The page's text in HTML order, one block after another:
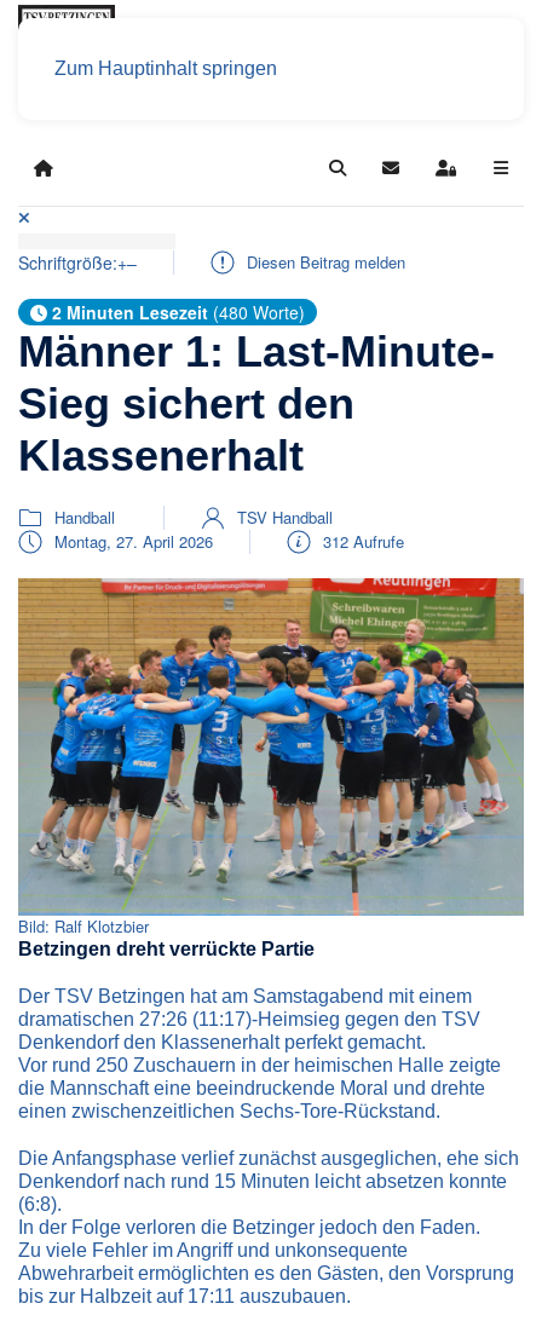
Zum Hauptinhalt springen
Home SearchUpdatesSign In
Schriftgröße:+– Diesen Beitrag melden
2 Minuten Lesezeit (480 Worte)
Männer 1: Last-Minute-
Sieg sichert den
Klassenerhalt
Handball
TSV Handball
Montag, 27. April 2026
312 Aufrufe
Bild: Ralf Klotzbier
Betzingen dreht verrückte Partie
Der TSV Betzingen hat am Samstagabend mit einem
dramatischen 27:26 (11:17)-Heimsieg gegen den TSV
Denkendorf den Klassenerhalt perfekt gemacht.
Vor rund 250 Zuschauern in der heimischen Halle zeigte
die Mannschaft eine beeindruckende Moral und drehte
einen zwischenzeitlichen Sechs-Tore-Rückstand.
Die Anfangsphase verlief zunächst ausgeglichen, ehe sich
Denkendorf nach rund 15 Minuten leicht absetzen konnte
(6:8).
In der Folge verloren die Betzinger jedoch den Faden.
Zu viele Fehler im Angriff und unkonsequente
Abwehrarbeit ermöglichten es den Gästen, den Vorsprung
bis zur Halbzeit auf 17:11 auszubauen.